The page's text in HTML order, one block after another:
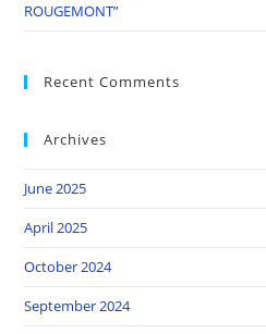
ROUGEMONT”
Recent Comments
Archives
June 2025
April 2025
October 2024
September 2024